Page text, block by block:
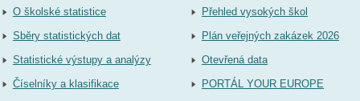
O školské statistice
Sběry statistických dat
Statistické výstupy a analýzy
Číselníky a klasifikace
Přehled vysokých škol
Plán veřejných zakázek 2026
Otevřená data
PORTÁL YOUR EUROPE